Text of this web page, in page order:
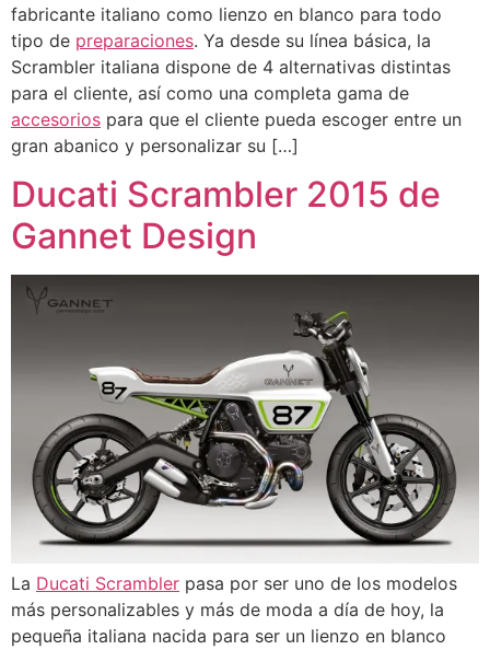
fabricante italiano como lienzo en blanco para todo
tipo de preparaciones. Ya desde su línea básica, la
Scrambler italiana dispone de 4 alternativas distintas
para el cliente, así como una completa gama de
accesorios para que el cliente pueda escoger entre un
gran abanico y personalizar su […]
Ducati Scrambler 2015 de
Gannet Design
La Ducati Scrambler pasa por ser uno de los modelos
más personalizables y más de moda a día de hoy, la
pequeña italiana nacida para ser un lienzo en blanco